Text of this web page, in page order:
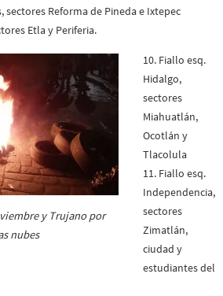
sectores Reforma de Pineda e Ixtepec
Etla y Periferia.
y Trujano por
nubes
10. Fiallo esq.
Hidalgo,
sectores
Miahuatlán,
Ocotlán y
Tlacolula
11. Fiallo esq.
Independencia,
sectores
Zimatlán,
ciudad y
estudiantes del